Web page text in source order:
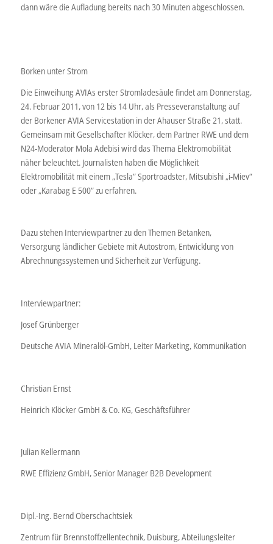
dann wäre die Aufladung bereits nach 30 Minuten abgeschlossen.
Borken unter Strom
Die Einweihung AVIAs erster Stromladesäule findet am Donnerstag,
24. Februar 2011, von 12 bis 14 Uhr, als Presseveranstaltung auf
der Borkener AVIA Servicestation in der Ahauser Straße 21, statt.
Gemeinsam mit Gesellschafter Klöcker, dem Partner RWE und dem
N24-Moderator Mola Adebisi wird das Thema Elektromobilität
näher beleuchtet. Journalisten haben die Möglichkeit
Elektromobilität mit einem „Tesla“ Sportroadster, Mitsubishi „i-Miev“
oder „Karabag E 500“ zu erfahren.
Dazu stehen Interviewpartner zu den Themen Betanken,
Versorgung ländlicher Gebiete mit Autostrom, Entwicklung von
Abrechnungssystemen und Sicherheit zur Verfügung.
Interviewpartner:
Josef Grünberger
Deutsche AVIA Mineralöl-GmbH, Leiter Marketing, Kommunikation
Christian Ernst
Heinrich Klöcker GmbH & Co. KG, Geschäftsführer
Julian Kellermann
RWE Effizienz GmbH, Senior Manager B2B Development
Dipl.-Ing. Bernd Oberschachtsiek
Zentrum für Brennstoffzellentechnik, Duisburg, Abteilungsleiter